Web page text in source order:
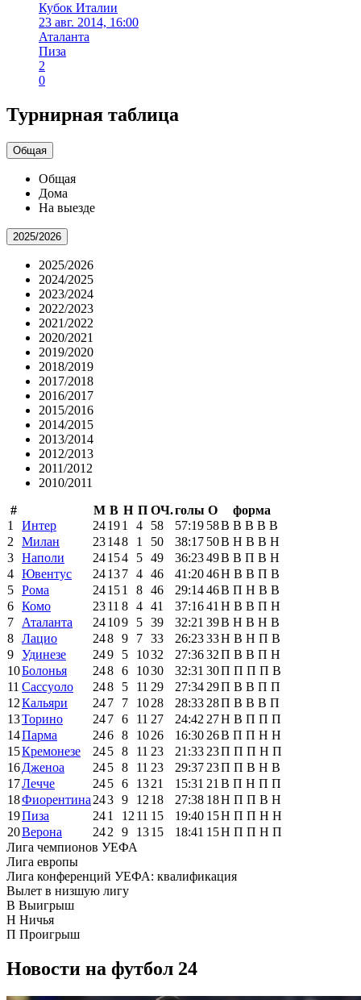
Кубок Италии
23 авг. 2014, 16:00
Аталанта
Пиза
2
0
Турнирная таблица
Общая
Общая
Дома
На выезде
2025/2026
2025/2026
2024/2025
2023/2024
2022/2023
2021/2022
2020/2021
2019/2020
2018/2019
2017/2018
2016/2017
2015/2016
2014/2015
2013/2014
2012/2013
2011/2012
2010/2011
#
М В Н П ОЧ.голы О
форма
1
Интер 24191 4 58 57:19 58В В В В В
2
Милан 23148 1 50 38:17 50В Н В В Н
3 Наполи 24154 5 49 36:2349В В П В Н
4 Ювентус 24137 4 46 41:2046Н В В П В
5 Рома 24151 8 46 29:1446В П Н В В
6 Комо 2311 8 4 41 37:1641 Н В В П Н
7
Аталанта 24109 5 39 32:21 39В Н В Н В
8 Лацио 248 9 7 33 26:2333Н В Н П В
9 Удинезе 249 5 1032 27:3632П В В П Н
10Болонья 248 6 1030 32:31 30П П П П В
11 Сассуоло 248 5 11 29 27:34 29П В В П П
12Кальяри 247 7 1028 28:33 28П В В В П
13Торино 247 6 11 27 24:42 27Н В П П П
14Парма 246 8 1026 16:30 26В П П Н Н
15Кремонезе 245 8 11 23 21:33 23П П П Н П
16Дженоа 245 8 11 23 29:37 23П П В Н В
17Лечче 245 6 1321 15:31 21 В П Н П П
18Фиорентина 243 9 12 18 27:38 18Н П П В Н
19Пиза 241 12 11 15 19:40 15Н П П Н Н
20Верона 242 9 1315 18:41 15Н П П Н П
Лига чемпионов УЕФА
Лига европы
Лига конференций УЕФА: квалификация
Вылет в низшую лигу
В Выигрыш
Н Ничья
П Проигрыш
Новости на футбол 24